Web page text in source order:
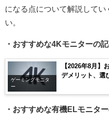
になる点について解説して
い。
・おすすめな4Kモニターの
ゲーミングモニタ
ー
【2026年8月】
デメリット、選
・おすすめな有機ELモニタ